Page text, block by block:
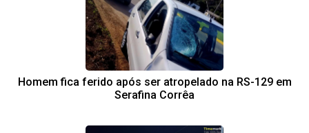
Homem fica ferido após ser atropelado na RS-129 em
Serafina Corrêa